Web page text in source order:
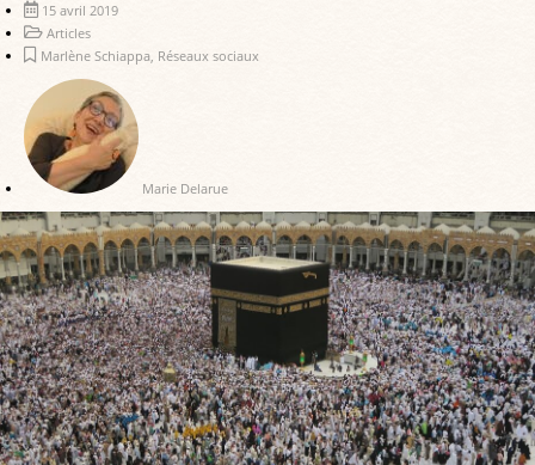
15 avril 2019
Articles
Marlène Schiappa, Réseaux sociaux
Marie Delarue